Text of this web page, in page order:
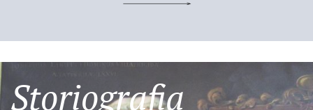
Storiografia